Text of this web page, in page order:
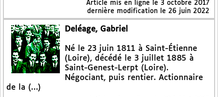
Article mis en ligne le 3 octobre 2017
dernière modification le 26 juin 2022
Deléage, Gabriel
Né le 23 juin 1811 à Saint-Étienne
(Loire), décédé le 3 juillet 1885 à
Saint-Genest-Lerpt (Loire).
Négociant, puis rentier. Actionnaire
de la (…)